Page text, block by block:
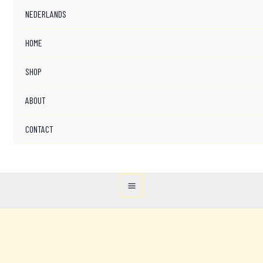
NEDERLANDS
HOME
SHOP
ABOUT
CONTACT